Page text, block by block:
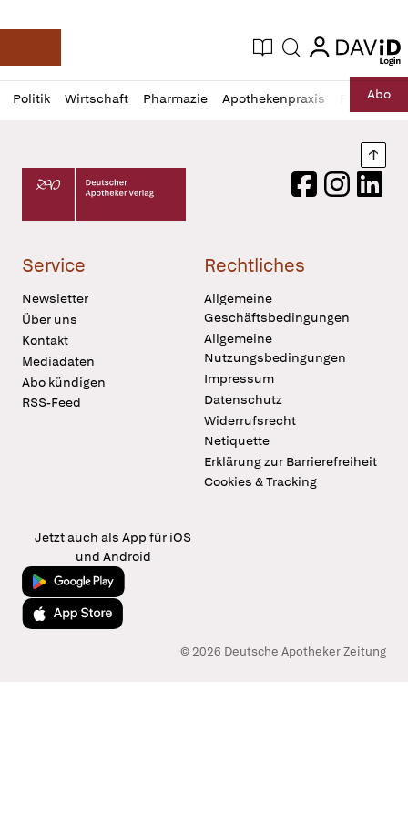
Deutsche Apotheker Zeitung
Aktuelle Ausgabe
Suche login
login
Politik Wirtschaft Pharmazie Apothekenpraxis RechtAbo
Profil
öffnen
Daz
Pur
Deutscher Apotheker Verlag Logo
FacebookInstagram
Service
Newsletter
Über uns
Kontakt
Mediadaten
Abo kündigen
RSS-Feed
Rechtliches
Allgemeine
Geschäftsbedingungen
Allgemeine
Nutzungsbedingungen
Impressum
Datenschutz
Widerrufsrecht
Netiquette
Erklärung zur Barrierefreiheit
Cookies & Tracking
Jetzt auch als App für iOS
und Android
Jetzt bei Google Play
Laden im App Store
© 2026 Deutsche Apotheker Zeitung